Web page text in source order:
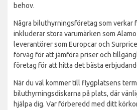
behov.
Några biluthyrningsföretag som verkar
inkluderar stora varumärken som
leverantörer som Europcar och
förväg för att jämföra priser och
företag för att hitta det bästa
När du väl kommer till flygplatsens
biluthyrningsdiskarna på plats, där
hjälpa dig. Var förberedd med ditt